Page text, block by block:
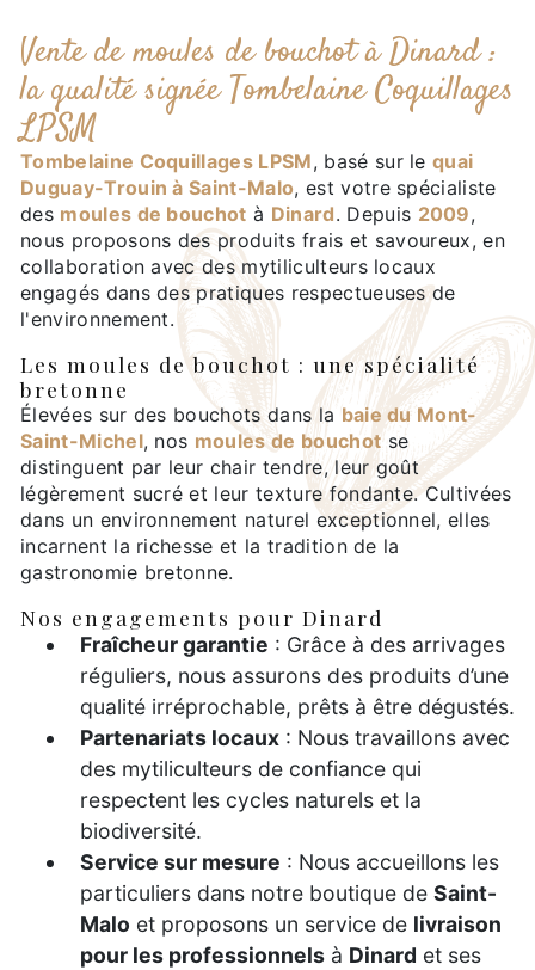
Vente de moules de bouchot à Dinard :
la qualité signée Tombelaine Coquillages
LPSM
Tombelaine Coquillages LPSM, basé sur lequai
Duguay-Trouin à Saint-Malo, est votre spécialiste
des moules de bouchot à Dinard. Depuis 2009,
nous proposons des produits frais et savoureux, en
collaboration avec des mytiliculteurs locaux
engagés dans des pratiques respectueuses de
l'environnement.
Les moules de bouchot : une spécialité
bretonne
Élevées sur des bouchots dans la baie du Mont-
Saint-Michel, nos moules de bouchotse
distinguent par leur chair tendre, leur goût
légèrement sucré et leur texture fondante. Cultivées
dans un environnement naturel exceptionnel, elles
incarnent la richesse et la tradition de la
gastronomie bretonne.
Nos engagements pour Dinard
Fraîcheur garantie : Grâce à des arrivages
réguliers, nous assurons des produits d’une
qualité irréprochable, prêts à être dégustés.
Partenariats locaux : Nous travaillons avec
des mytiliculteurs de confiance qui
respectent les cycles naturels et la
biodiversité.
Service sur mesure : Nous accueillons les
particuliers dans notre boutique de Saint-
Malo et proposons un service de livraison
pour les professionnels à Dinard et ses